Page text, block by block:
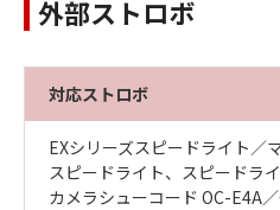
外部ストロボ
対応ストロボ
EXシリーズスピードライト／
スピードライト、スピードラ
カメラシューコード OC-E4A